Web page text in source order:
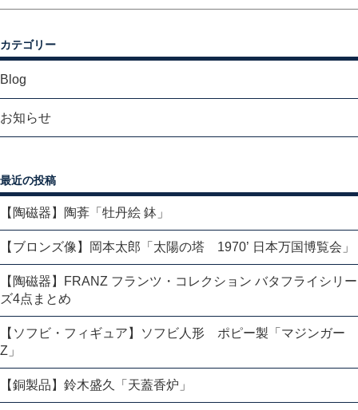
カテゴリー
Blog
お知らせ
最近の投稿
【陶磁器】陶葊「牡丹絵 鉢」
【ブロンズ像】岡本太郎「太陽の塔 1970’ 日本万国博覧会」
【陶磁器】FRANZ フランツ・コレクション バタフライシリー
ズ4点まとめ
【ソフビ・フィギュア】ソフビ人形 ポピー製「マジンガー
Z」
【銅製品】鈴木盛久「天蓋香炉」